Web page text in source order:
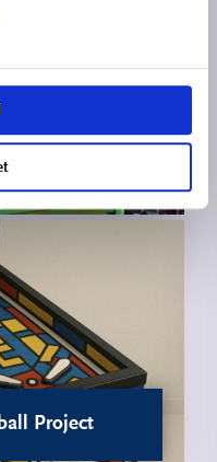
Project